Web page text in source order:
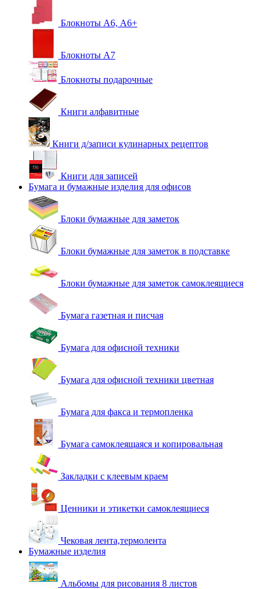
Блокноты А6, А6+
Блокноты А7
Блокноты подарочные
Книги алфавитные
Книги д/записи кулинарных рецептов
Книги для записей
Бумага и бумажные изделия для офисов
Блоки бумажные для заметок
Блоки бумажные для заметок в подставке
Блоки бумажные для заметок самоклеящиеся
Бумага газетная и писчая
Бумага для офисной техники
Бумага для офисной техники цветная
Бумага для факса и термопленка
Бумага самоклеящаяся и копировальная
Закладки с клеевым краем
Ценники и этикетки самоклеящиеся
Чековая лента,термолента
Бумажные изделия
Альбомы для рисования 8 листов